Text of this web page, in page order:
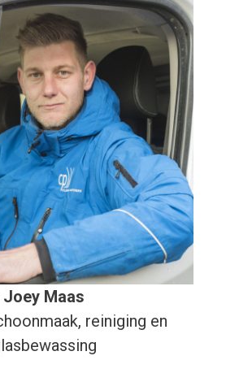
Joey Maas
reiniging en